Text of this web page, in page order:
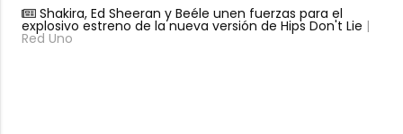
Shakira, Ed Sheeran y Beéle unen fuerzas para el
explosivo estreno de la nueva versión de Hips Don't Lie |
Red Uno